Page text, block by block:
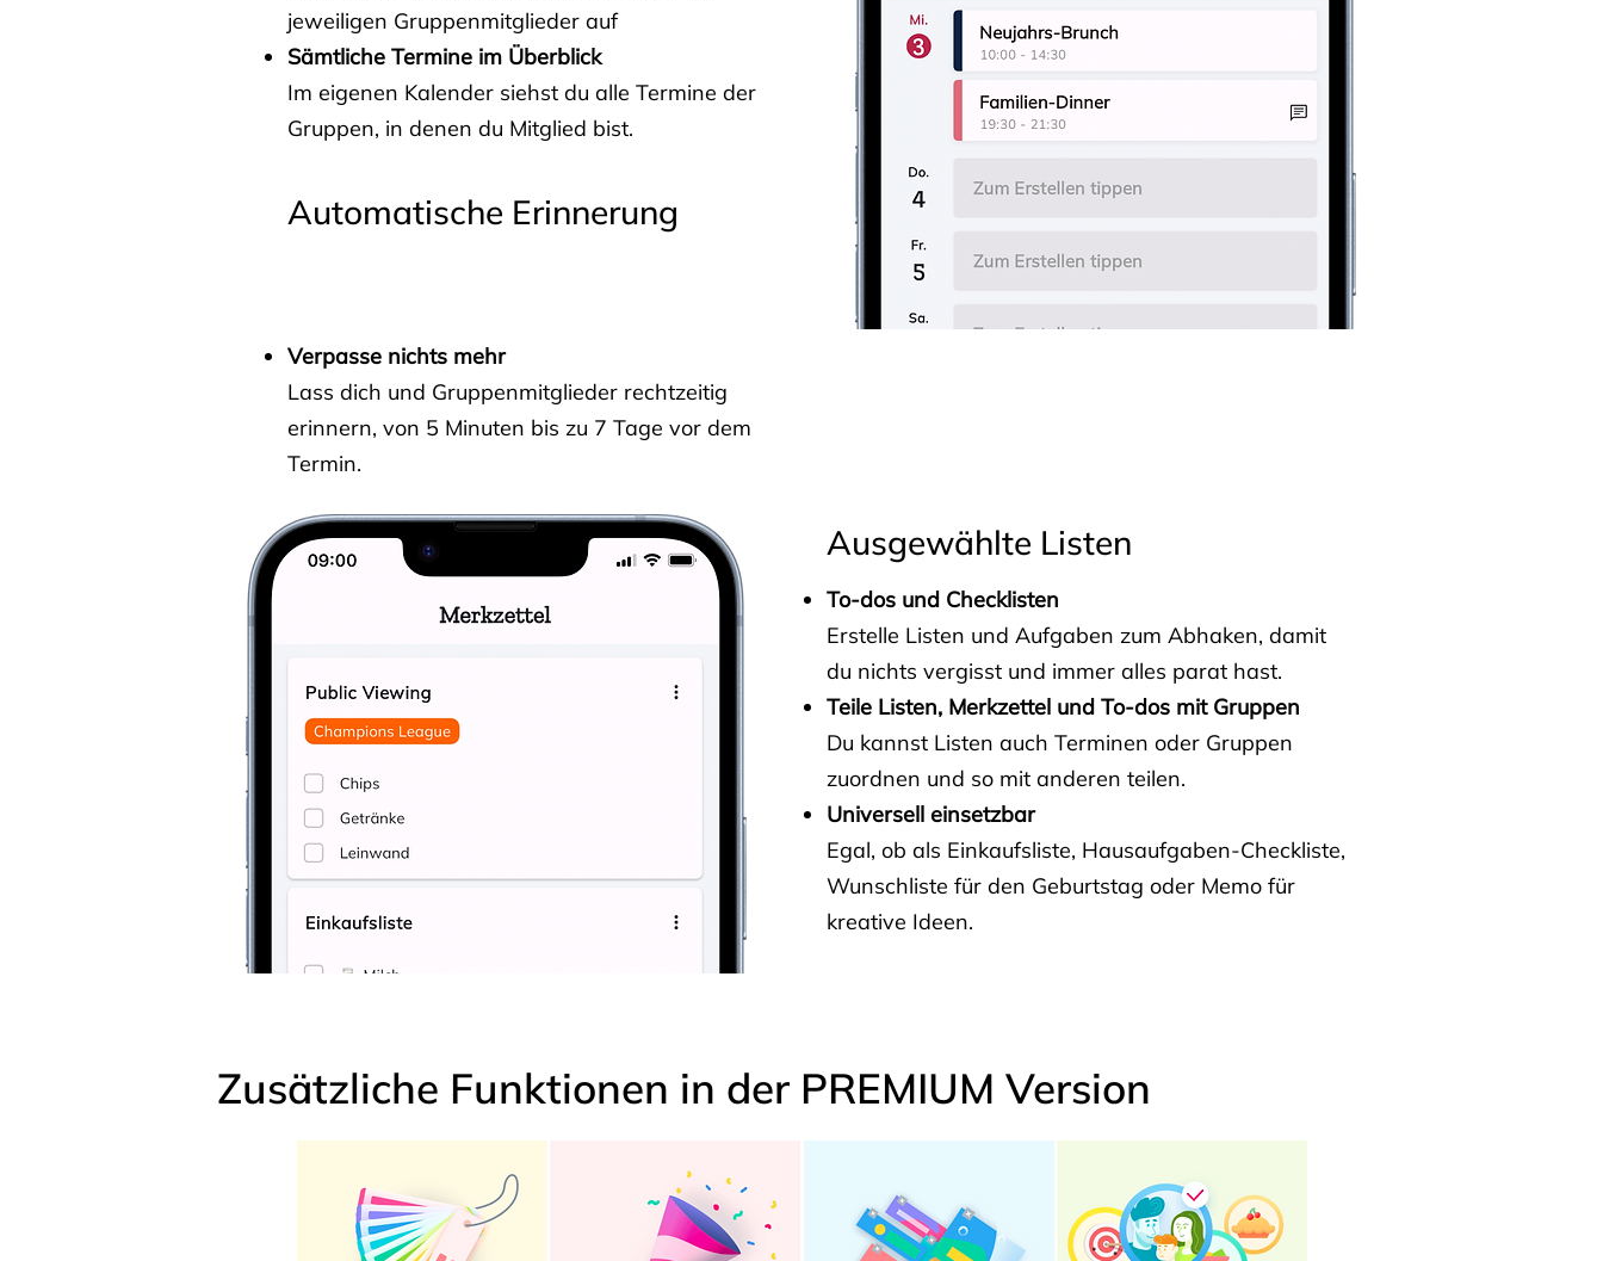
jeweiligen Gruppenmitglieder auf
Sämtliche Termine im Überblick
Im eigenen Kalender siehst du alle Termine der
Gruppen, in denen du Mitglied bist.
Automatische Erinnerung
Verpasse nichts mehr
Lass dich und Gruppenmitglieder rechtzeitig
erinnern, von 5 Minuten bis zu 7 Tage vor dem
Termin.
Ausgewählte Listen
To-dos und Checklisten
Erstelle Listen und Aufgaben zum Abhaken, damit
du nichts vergisst und immer alles parat hast.
Teile Listen, Merkzettel und To-dos mit Gruppen
Du kannst Listen auch Terminen oder Gruppen
zuordnen und so mit anderen teilen.
Universell einsetzbar
Egal, ob als Einkaufsliste, Hausaufgaben-Checkliste,
Wunschliste für den Geburtstag oder Memo für
kreative Ideen.
Zusätzliche Funktionen in der PREMIUM Version